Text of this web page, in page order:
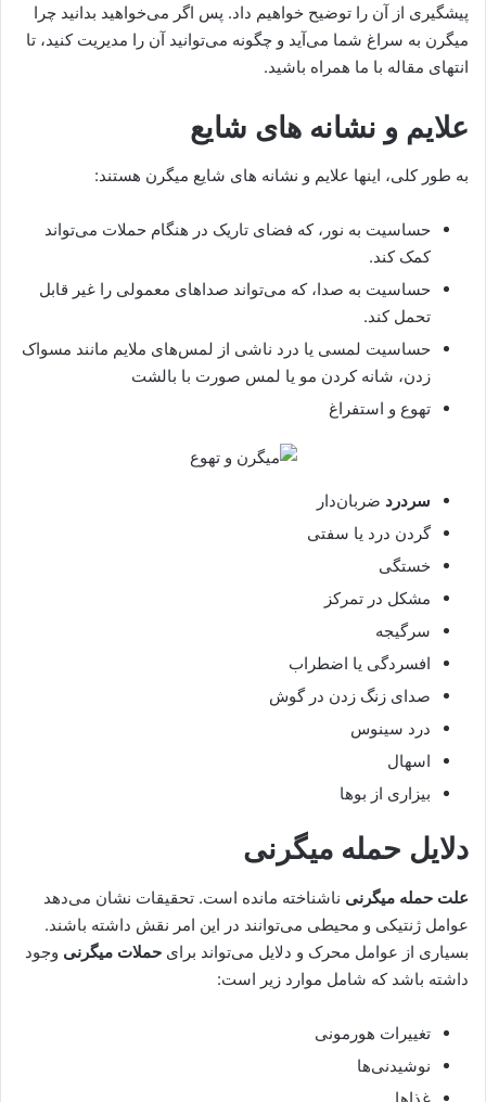
پیشگیری از آن را توضیح خواهیم داد. پس اگر می‌خواهید بدانید چرا
میگرن به سراغ شما می‌آید و چگونه می‌توانید آن را مدیریت کنید، تا
انتهای مقاله با ما همراه باشید.
علایم و نشانه های شایع
به طور کلی، اینها علایم و نشانه های شایع میگرن هستند:
حساسیت به نور، که فضای تاریک در هنگام حملات می‌تواند
کمک کند.
حساسیت به صدا، که می‌تواند صداهای معمولی را غیر قابل
تحمل کند.
حساسیت لمسی یا درد ناشی از لمس‌های ملایم مانند مسواک
زدن، شانه کردن مو یا لمس صورت با بالشت
تهوع و استفراغ
سردرد ضربان‌دار
گردن درد یا سفتی
خستگی
مشکل در تمرکز
سرگیجه
افسردگی یا اضطراب
صدای زنگ زدن در گوش
درد سینوس
اسهال
بیزاری از بوها
دلایل حمله میگرنی
علت حمله میگرنی ناشناخته مانده است. تحقیقات نشان می‌دهد
عوامل ژنتیکی و محیطی می‌توانند در این امر نقش داشته باشند.
بسیاری از عوامل محرک و دلایل می‌تواند برای حملات میگرنی وجود
داشته باشد که شامل موارد زیر است:
تغییرات هورمونی
نوشیدنی‌ها
غذاها